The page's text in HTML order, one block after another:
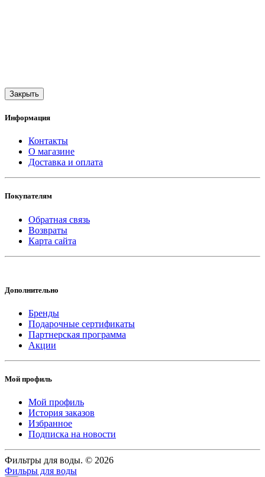
Закрыть
Информация
Контакты
О магазине
Доставка и оплата
Покупателям
Обратная связь
Возвраты
Карта сайта
Дополнительно
Бренды
Подарочные сертификаты
Партнерская программа
Акции
Мой профиль
Мой профиль
История заказов
Избранное
Подписка на новости
Фильтры для воды. © 2026
Фильры для воды